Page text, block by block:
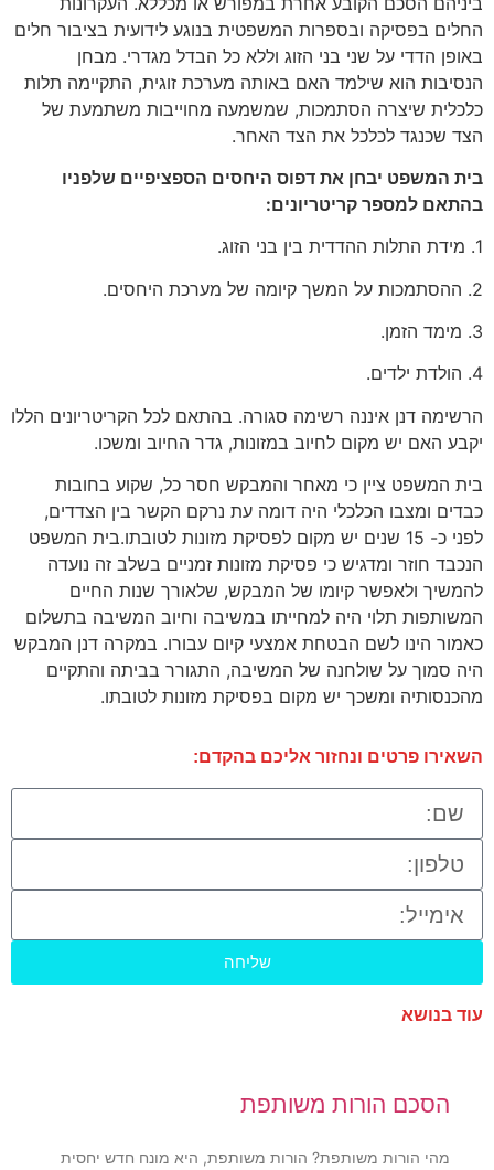
החלים בפסיקה ובספרות המשפטית בנוגע לידועית בציבור חלים
באופן הדדי על שני בני הזוג וללא כל הבדל מגדרי. מבחן
הנסיבות הוא שילמד האם באותה מערכת זוגית, התקיימה תלות
כלכלית שיצרה הסתמכות, שמשמעה מחוייבות משתמעת של
הצד שכנגד לכלכל את הצד האחר.
בית המשפט יבחן את דפוס היחסים הספציפיים שלפניו
בהתאם למספר קריטריונים:
1. מידת התלות ההדדית בין בני הזוג.
2. ההסתמכות על המשך קיומה של מערכת היחסים.
3. מימד הזמן.
4. הולדת ילדים.
הרשימה דנן איננה רשימה סגורה. בהתאם לכל הקריטריונים הללו
יקבע האם יש מקום לחיוב במזונות, גדר החיוב ומשכו.
בית המשפט ציין כי מאחר והמבקש חסר כל, שקוע בחובות
כבדים ומצבו הכלכלי היה דומה עת נרקם הקשר בין הצדדים,
לפני כ- 15 שנים יש מקום לפסיקת מזונות לטובתו.בית המשפט
הנכבד חוזר ומדגיש כי פסיקת מזונות זמניים בשלב זה נועדה
להמשיך ולאפשר קיומו של המבקש, שלאורך שנות החיים
המשותפות תלוי היה למחייתו במשיבה וחיוב המשיבה בתשלום
כאמור הינו לשם הבטחת אמצעי קיום עבורו. במקרה דנן המבקש
היה סמוך על שולחנה של המשיבה, התגורר בביתה והתקיים
מהכנסותיה ומשכך יש מקום בפסיקת מזונות לטובתו.
השאירו פרטים ונחזור אליכם בהקדם:
שליחה
עוד בנושא
הסכם הורות משותפת
מהי הורות משותפת? הורות משותפת, היא מונח חדש יחסית